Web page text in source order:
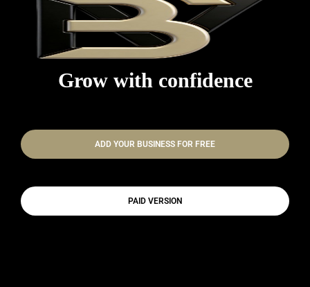
Grow with confidence
PAID VERSION